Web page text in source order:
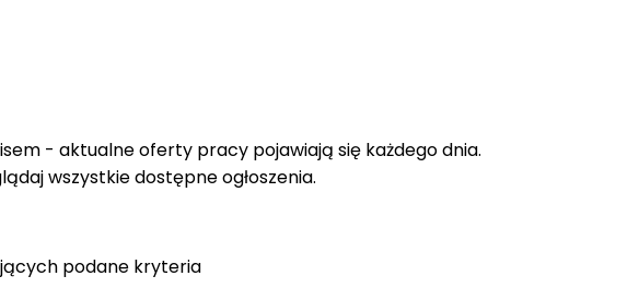
- aktualne oferty pracy pojawiają się każdego dnia.
wszystkie dostępne ogłoszenia.
podane kryteria